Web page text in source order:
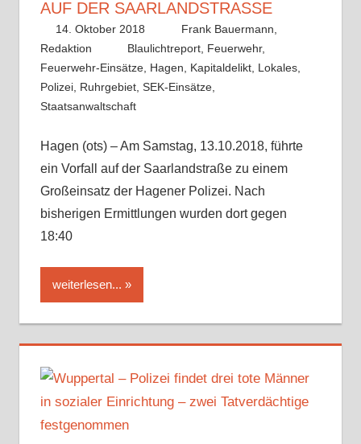
AUF DER SAARLANDSTRASSE
14. Oktober 2018
Frank Bauermann,
Redaktion
Blaulichtreport Feuerwehr,
Feuerwehr-Einsätze, Hagen Kapitaldelikt, Lokales,
Polizei, Ruhrgebiet, SEK-Einsätze,
Staatsanwaltschaft
Hagen (ots) – Am Samstag, 13.10.2018, führte
ein Vorfall auf der Saarlandstraße zu einem
Großeinsatz der Hagener Polizei. Nach
bisherigen Ermittlungen wurden dort gegen
18:40
weiterlesen...